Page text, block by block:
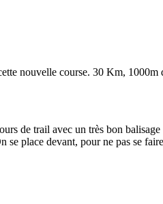
nouvelle course. 30 Km,
de trail avec un très bon
place devant, pour ne pas se